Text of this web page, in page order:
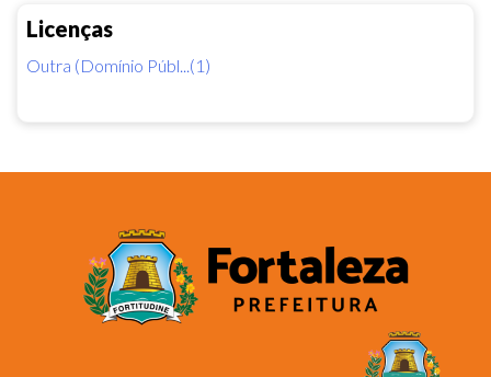
Licenças
Outra (Domínio Públ...(1)